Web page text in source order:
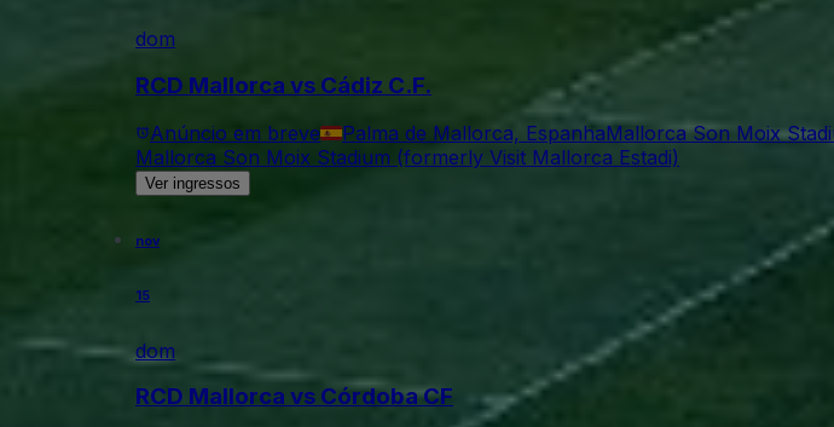
dom
RCD Mallorca vs Cádiz C.F.
Anúncio em breve Palma de Mallorca, EspanhaMallorca Son Moix
Mallorca Son Moix Stadium (formerly Visit Mallorca Estadi)
Ver ingressos
nov
15
dom
RCD Mallorca vs Córdoba CF